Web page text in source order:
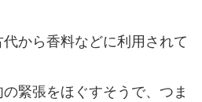
から香料などに利用されて
緊張をほぐすそうで、つま